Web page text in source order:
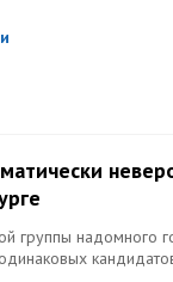
группы надомного